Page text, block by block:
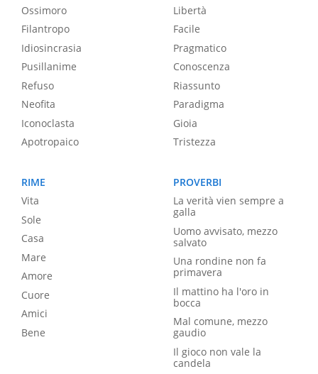
Ossimoro
Filantropo
Idiosincrasia
Pusillanime
Refuso
Neofita
Iconoclasta
Apotropaico
Libertà
Facile
Pragmatico
Conoscenza
Riassunto
Paradigma
Gioia
Tristezza
RIME
Vita
Sole
Casa
Mare
Amore
Cuore
Amici
Bene
PROVERBI
La verità vien sempre a
galla
Uomo avvisato, mezzo
salvato
Una rondine non fa
primavera
Il mattino ha l'oro in
bocca
Mal comune, mezzo
gaudio
Il gioco non vale la
candela